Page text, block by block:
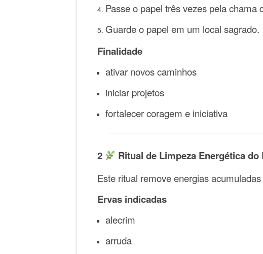
Passe o papel três vezes pela chama
Guarde o papel em um local sagrado.
Finalidade
ativar novos caminhos
iniciar projetos
fortalecer coragem e iniciativa
2 Ritual de Limpeza Energética
Este ritual remove energias
Ervas indicadas
alecrim
arruda